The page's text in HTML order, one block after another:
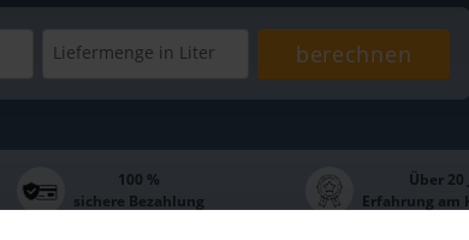
Liefermenge in Liter berechnen
100 %
sichere Bezahlung
Über 20
Erfahrung am